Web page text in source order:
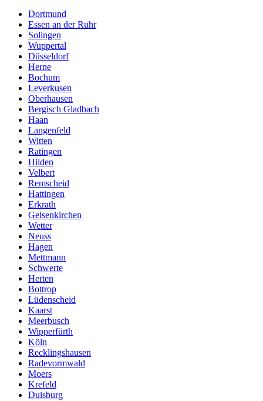
Dortmund
Essen an der Ruhr
Solingen
Wuppertal
Düsseldorf
Herne
Bochum
Leverkusen
Oberhausen
Bergisch Gladbach
Haan
Langenfeld
Witten
Ratingen
Hilden
Velbert
Remscheid
Hattingen
Erkrath
Gelsenkirchen
Wetter
Neuss
Hagen
Mettmann
Schwerte
Herten
Bottrop
Lüdenscheid
Kaarst
Meerbusch
Wipperfürth
Köln
Recklingshausen
Radevormwald
Moers
Krefeld
Duisburg